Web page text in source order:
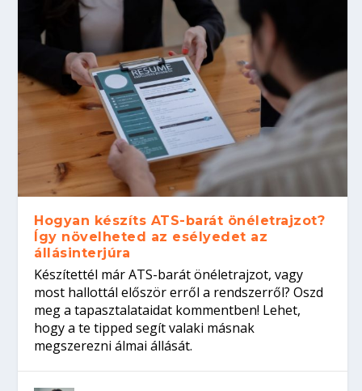
Hogyan készíts ATS-barát önéletrajzot?
Így növelheted az esélyedet az
állásinterjúra
Készítettél már ATS-barát önéletrajzot, vagy
most hallottál először erről a rendszerről? Oszd
meg a tapasztalataidat kommentben! Lehet,
hogy a te tipped segít valaki másnak
megszerezni álmai állását.